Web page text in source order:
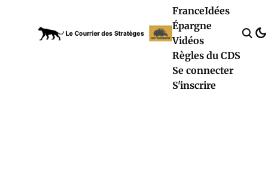
FranceIdées
Épargne
Vidéos
Règles du CDS
Se connecter
S'inscrire